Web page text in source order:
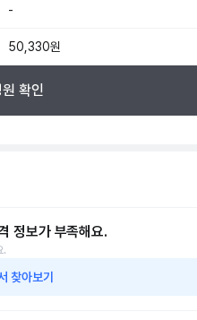
-
50,330원
확인
정보가 부족해요.
.
찾아보기